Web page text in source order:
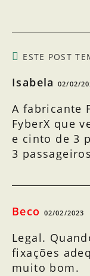
ESTE POST
Isabela02/02/
A fabricante
FyberX que
e cinto de 3
3
Beco 02/02/2023
Legal.
fixações
muito bom.